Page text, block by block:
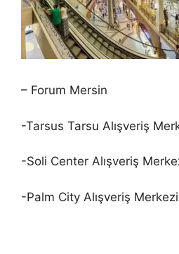
– Forum Mersin
-Tarsus Tarsu Alışveriş
-Soli Center Alışveriş
-Palm City Alışveriş Merkezi